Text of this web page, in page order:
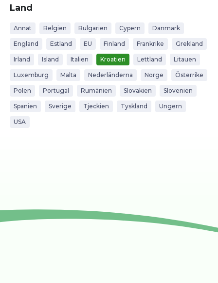
Land
Annat Belgien Bulgarien Cypern Danmark
England Estland EU Finland Frankrike Grekland
Irland Island Italien Kroatien Lettland Litauen
Luxemburg Malta Nederländerna Norge Österrike
Polen Portugal Rumänien Slovakien Slovenien
Spanien Sverige Tjeckien Tyskland Ungern
USA